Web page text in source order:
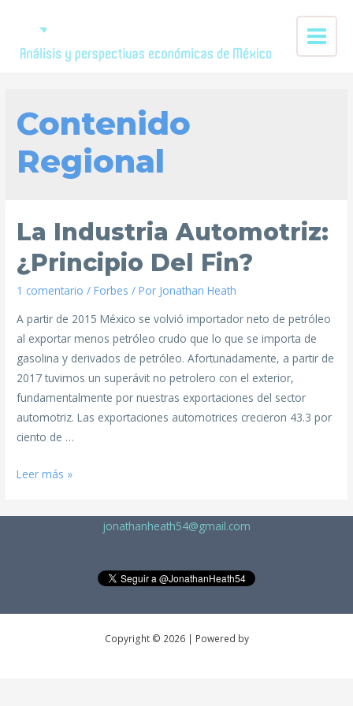
Contenido
Regional
La Industria Automotriz:
¿Principio Del Fin?
1 comentario /Forbes / Por Jonathan Heath
A partir de 2015 México se volvió importador neto de petróleo
al exportar menos petróleo crudo que lo que se importa de
gasolina y derivados de petróleo. Afortunadamente, a partir de
2017 tuvimos un superávit no petrolero con el exterior,
fundamentalmente por nuestras exportaciones del sector
automotriz. Las exportaciones automotrices crecieron 43.3 por
ciento de …
Leer más »
jonathanheath54@gmail.com
Copyright © 2026 | Powered by